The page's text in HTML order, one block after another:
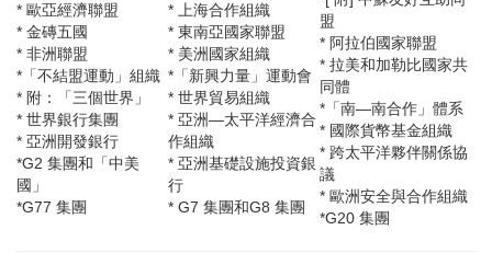
* 歐亞經濟聯盟
* 金磚五國
* 非洲聯盟
*「不結盟運動」組織
* 附：「三個世界」
* 世界銀行集團
* 亞洲開發銀行
*G2 集團和「中美
國」
*G77 集團
* 上海合作組織
* 東南亞國家聯盟
* 美洲國家組織
*「新興力量」運動會
* 世界貿易組織
* 亞洲—太平洋經濟合
作組織
* 亞洲基礎設施投資銀
行
* G7 集團和G8 集團
盟
* 阿拉伯國家聯盟
* 拉美和加勒比國家共
同體
*「南—南合作」體系
* 國際貨幣基金組織
* 跨太平洋夥伴關係協
議
* 歐洲安全與合作組織
*G20 集團